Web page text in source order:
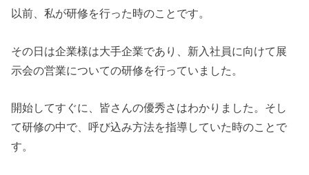
以前、私が研修を行った時のことです。
その日は企業様は大手企業であり、新入社員に向けて展
示会の営業についての研修を行っていました。
開始してすぐに、皆さんの優秀さはわかりました。そし
て研修の中で、呼び込み方法を指導していた時のことで
す。